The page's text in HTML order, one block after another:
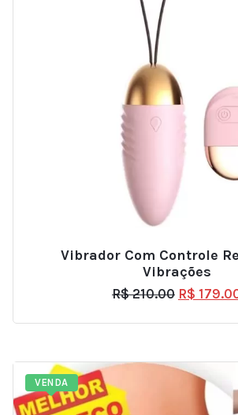
Vibrador Com Controle
Vibrações
R$210.00 R$
VENDA